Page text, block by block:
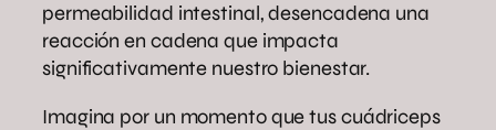
permeabilidad intestinal, desencadena una
reacción en cadena que impacta
significativamente nuestro bienestar.
Imagina por un momento que tus cuádriceps